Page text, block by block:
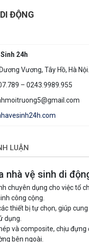
ĐỘNG
24h
Vương, Tây Hồ, Hà Nội.
– 0243.9989.955
LUẬN
nhà vệ sinh di
chuyên dụng cho việc tổ
công cộng.
thiết bị tự chọn, giúp
dụng.
và composite, chịu
bên ngoài.